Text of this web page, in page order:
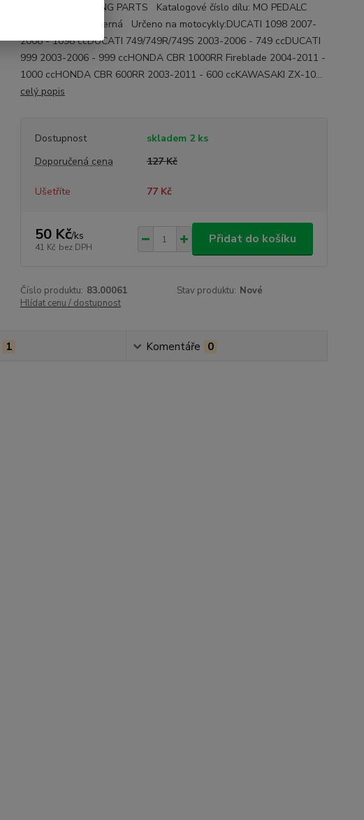
Výrobce: DR RACING PARTS Katalogové číslo dílu: MO PEDALC
Parametry:Barva: černá Určeno na motocykly:DUCATI 1098 2007-
2008 - 1098 ccDUCATI 749/749R/749S 2003-2006 - 749 ccDUCATI
999 2003-2006 - 999 ccHONDA CBR 1000RR Fireblade 2004-2011 -
1000 ccHONDA CBR 600RR 2003-2011 - 600 ccKAWASAKI ZX-10...
celý popis
Dostupnost
skladem 2 ks
Doporučená cena
127 Kč
Ušetříte 77 Kč
50 Kč/ks
41 Kč bez DPH
Přidat do košíku
Číslo produktu: 83.00061 Stav produktu: Nové
Hlídat cenu / dostupnost
1 Komentáře 0